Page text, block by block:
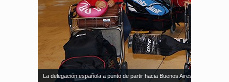
La delegación española a punto de partir hacia Buenos Aires.